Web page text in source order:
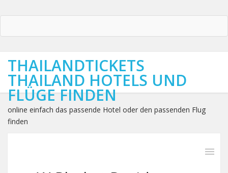
THAILANDTICKETS
THAILAND HOTELS UND
FLÜGE FINDEN
online einfach das passende Hotel oder den passenden Flug
finden